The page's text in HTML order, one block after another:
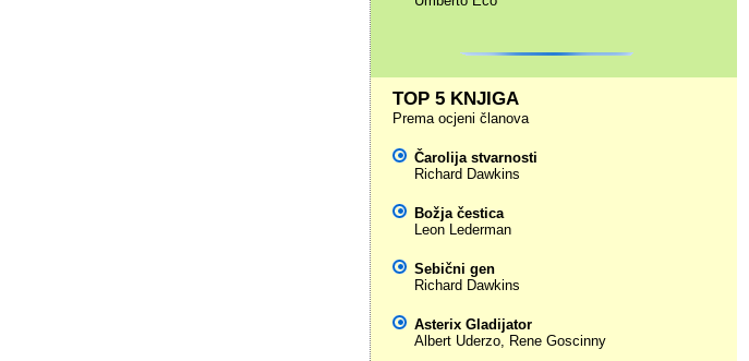
TOP 5 KNJIGA
Prema ocjeni članova
Čarolija stvarnosti
Richard Dawkins
Božja čestica
Leon Lederman
Sebični gen
Richard Dawkins
Asterix Gladijator
Albert Uderzo, Rene Goscinny